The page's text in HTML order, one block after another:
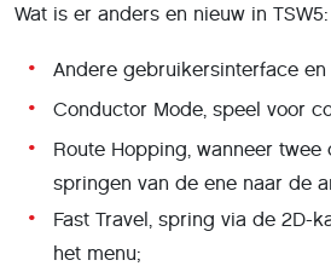
Wat is er anders en nieuw in TSW5:
Andere gebruikersinterface en
Conductor Mode, speel voor
Route Hopping, wanneer
springen van de ene naar de
Fast Travel, spring via de 2D-
het menu;